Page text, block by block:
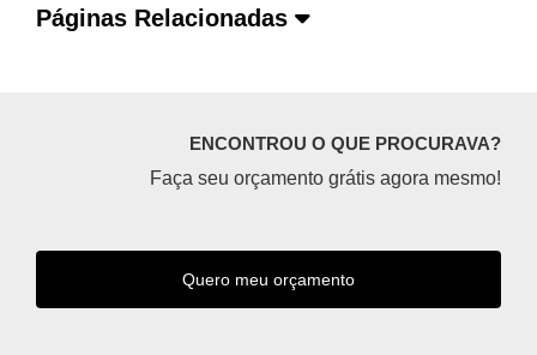
Páginas Relacionadas
ENCONTROU O QUE PROCURAVA?
Faça seu orçamento grátis agora mesmo!
Quero meu orçamento